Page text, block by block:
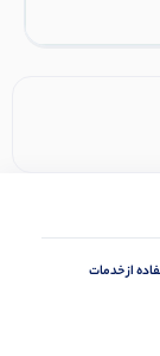
از خدمات